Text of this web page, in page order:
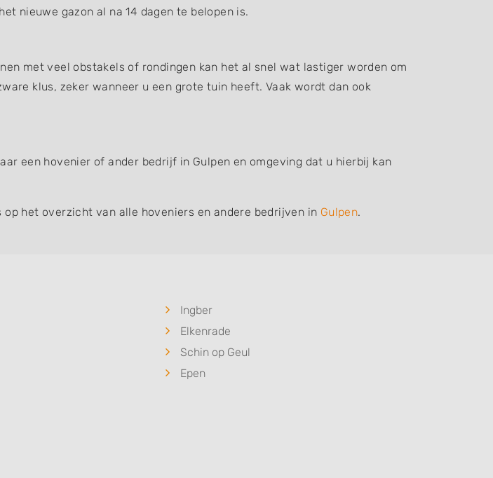
nieuwe gazon al na 14 dagen te belopen is.
met veel obstakels of rondingen kan het al snel wat lastiger worden om
klus, zeker wanneer u een grote tuin heeft. Vaak wordt dan ook
een hovenier of ander bedrijf in Gulpen en omgeving dat u hierbij kan
op het overzicht van alle hoveniers en andere bedrijven in Gulpen.
Ingber
Elkenrade
Schin op Geul
Epen